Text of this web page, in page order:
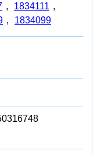
, 1834111 ,
, 1834099